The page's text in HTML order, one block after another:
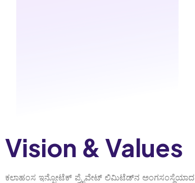
Vision & Values
ಕಲಾಹಂಸ ಇನ್ಫೋಟೆಕ್ ಪ್ರೈವೇಟ್ ಲಿಮಿಟೆಡ್‌ನ ಅಂಗಸಂಸ್ಥೆಯಾದ